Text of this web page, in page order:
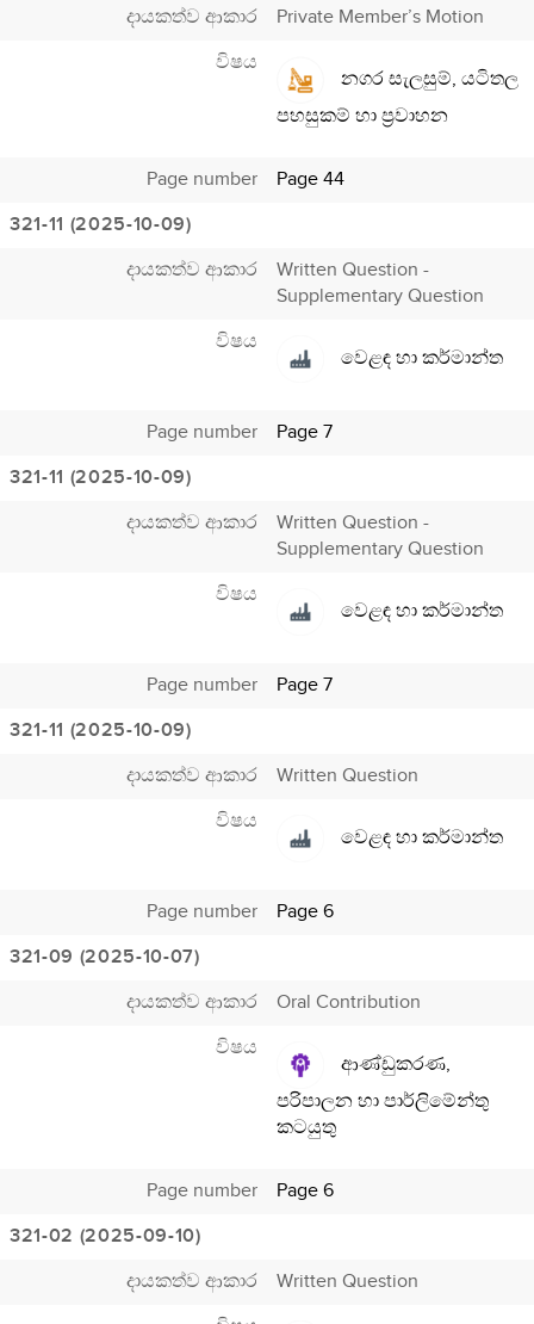
දායකත්ව ආකාර
Private Member’s Motion
විෂය
නගර සැලසුම්, යටිතල
පහසුකම් හා ප්‍රවාහන
Page number
Page 44
321-11 (2025-10-09)
දායකත්ව ආකාර
Written Question -
Supplementary Question
විෂය
වෙළඳ හා කර්මාන්ත
Page number
Page 7
321-11 (2025-10-09)
දායකත්ව ආකාර
Written Question -
Supplementary Question
විෂය
වෙළඳ හා කර්මාන්ත
Page number
Page 7
321-11 (2025-10-09)
දායකත්ව ආකාර
Written Question
විෂය
වෙළඳ හා කර්මාන්ත
Page number
Page 6
321-09 (2025-10-07)
දායකත්ව ආකාර
Oral Contribution
විෂය
ආණ්ඩුකරණ,
පරිපාලන හා පාර්ලිමේන්තු
කටයුතු
Page number
Page 6
321-02 (2025-09-10)
දායකත්ව ආකාර
Written Question